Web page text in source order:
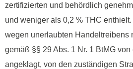
zertifizierten und behördlich
und weniger als 0,2 % THC
wegen unerlaubten Handeltreibens
gemäß §§ 29 Abs. 1 Nr. 1 BtMG
angeklagt, von den zuständigen